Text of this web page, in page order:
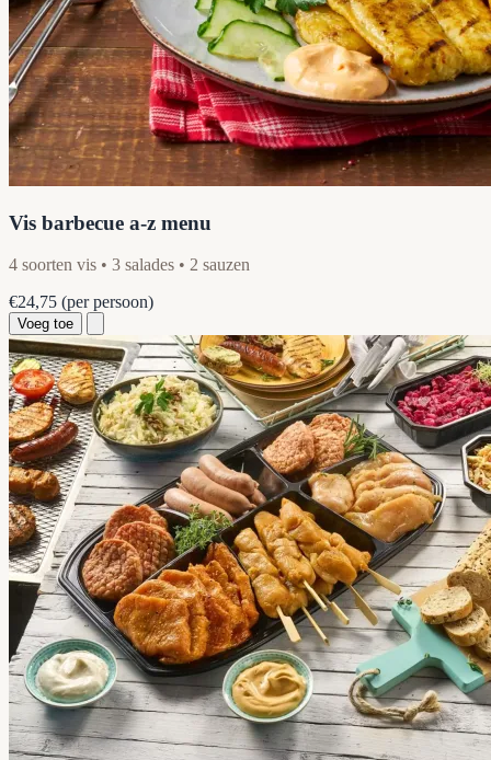
Vis barbecue a-z menu
4 soorten vis • 3 salades • 2 sauzen
€24,75 (per persoon)
Voeg toe